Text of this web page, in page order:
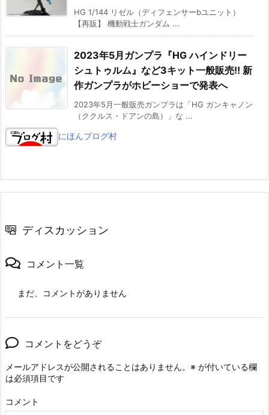
HG 1/144 リゼル（ディフェンサーbユニット）
【再販】 機動戦士ガンダム ...
2023年5月ガンプラ『HG ハインドリー
シュトゥルム』など3キット一般販売!! 新
作ガンプラがホビーショーで発表へ
2023年5月一般販売ガンプラは「HG ガンキャノン
（ククルス・ドアンの島）」な ...
にほんブログ村
ディスカッション
コメント一覧
まだ、コメントがありません
コメントをどうぞ
メールアドレスが公開されることはありません。 ※ が付いている欄
は必須項目です
コメント